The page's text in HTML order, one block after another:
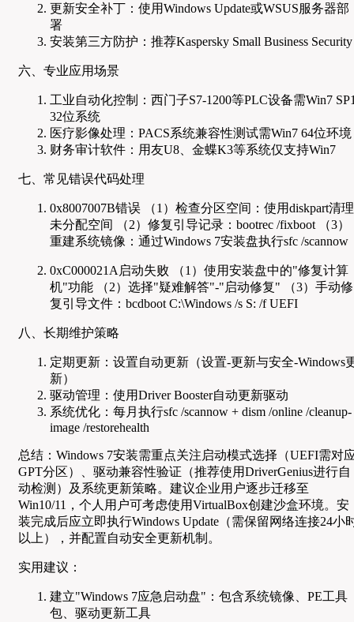
更新安全补丁：使用Windows Update或WSUS服务器部
署
安装第三方防护：推荐Kaspersky Small Business Security
六、专业应用场景
工业自动化控制：西门子S7-1200等PLC设备需Win7
32位系统
医疗影像处理：PACS系统兼容性测试需Win7 64位环境
财务审计软件：用友U8、金蝶K3等系统仅支持Win7
七、常见错误代码处理
0x8007007B错误 （1）检查分区空间：使用diskpart清理
未分配空间 （2）修复引导记录：bootrec /fixboot （3）
重建系统镜像：通过Windows 7安装盘执行sfc /scannow
0xC000021A启动失败 （1）使用安装盘中的"修复计算
机"功能 （2）选择"疑难解答"-"启动修复" （3）手动修
复引导文件：bcdboot C:\Windows /s S: /f UEFI
八、长期维护策略
定期更新：设置自动更新（设置-更新与安全-Windows
新）
驱动管理：使用Driver Booster自动更新驱动
系统优化：每月执行sfc /scannow + dism /online /cleanup-
image /restorehealth
总结：Windows 7安装需重点关注启动模式选择（UEFI需对
GPT分区）、驱动兼容性验证（推荐使用DriverGenius进行自
动检测）及系统更新策略。建议企业用户逐步迁移至
Win10/11，个人用户可考虑使用VirtualBox创建沙盒环境。安
装完成后应立即执行Windows Update（需保留网络连接24小
以上），并配置自动安全更新机制。
实用建议：
建立"Windows 7应急启动盘"：包含系统镜像、PE工具
包、驱动更新工具